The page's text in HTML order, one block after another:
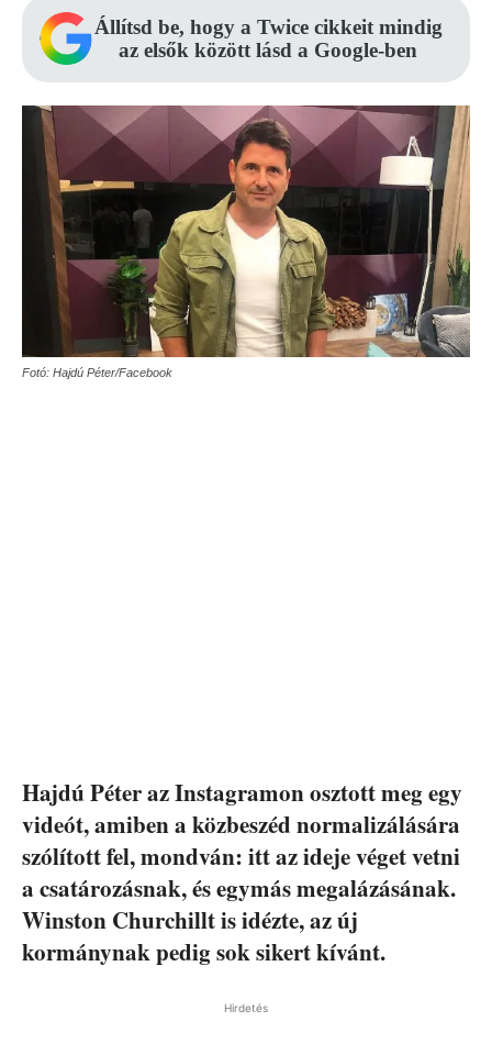
Állítsd be, hogy a Twice cikkeit mindig
az elsők között lásd a Google-ben
Fotó: Hajdú Péter/Facebook
Hajdú Péter az Instagramon osztott meg egy
videót, amiben a közbeszéd normalizálására
szólított fel, mondván: itt az ideje véget vetni
a csatározásnak, és egymás megalázásának.
Winston Churchillt is idézte, az új
kormánynak pedig sok sikert kívánt.
Hirdetés